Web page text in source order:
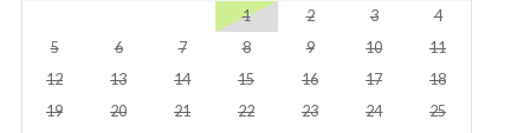
1
2 3
4
5
6 7 8 9 10
11
12
13 14 15 16 17
18
19
20 21 22 23 24
25